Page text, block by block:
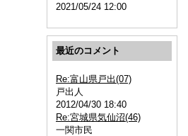
2021/05/24 12:00
最近のコメント
Re:富山県戸出(07)
戸出人
2012/04/30 18:40
Re:宮城県気仙沼(46)
一関市民